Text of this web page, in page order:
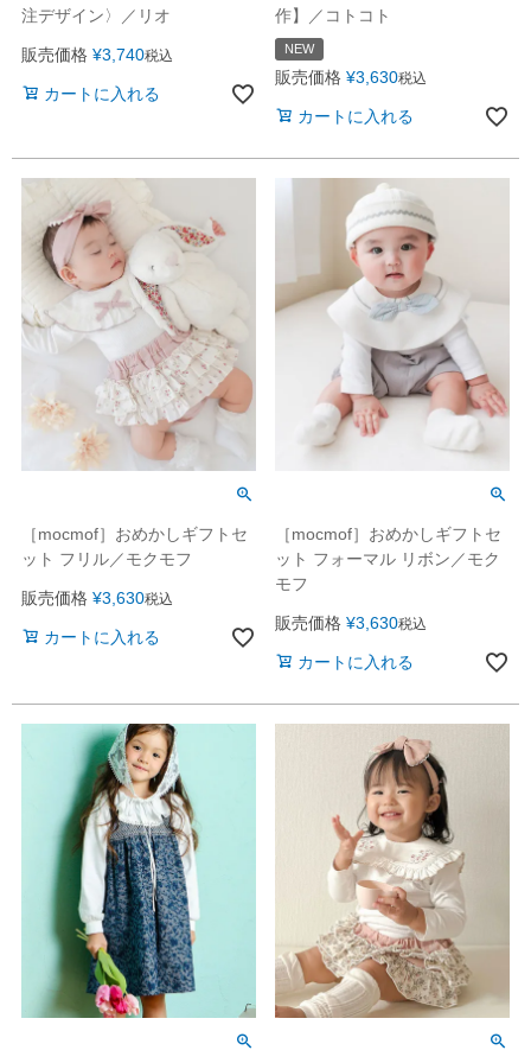
注デザイン〉／リオ
販売価格 ¥3,740税込
カートに入れる
作】／コトコト
NEW
販売価格 ¥3,630税込
カートに入れる
［mocmof］おめかしギフトセ
ット フリル／モクモフ
販売価格 ¥3,630税込
カートに入れる
［mocmof］おめかしギフトセ
ット フォーマル リボン／モク
モフ
販売価格 ¥3,630税込
カートに入れる